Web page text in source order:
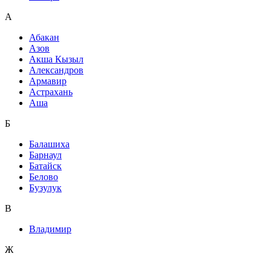
А
Абакан
Азов
Акша Кызыл
Александров
Армавир
Астрахань
Аша
Б
Балашиха
Барнаул
Батайск
Белово
Бузулук
В
Владимир
Ж